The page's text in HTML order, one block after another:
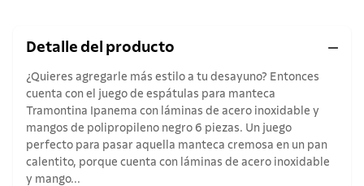
Detalle del producto
¿Quieres agregarle más estilo a tu desayuno? Entonces
cuenta con el juego de espátulas para manteca
Tramontina Ipanema con láminas de acero inoxidable y
mangos de polipropileno negro 6 piezas. Un juego
perfecto para pasar aquella manteca cremosa en un pan
calentito, porque cuenta con láminas de acero inoxidable
y mango...